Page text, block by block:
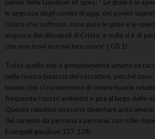
parole della Gaudium et spes: “ Le gioie e le
le angosce degli uomini di oggi, dei poveri
coloro che soffrono, sono pure le gioie e le
angosce dei discepoli di Cristo, e nulla vi è di
che non trovi eco nel loro cuore” ( GS 1).
Tutto quello che è genuinamente umano va
nella nostra bisaccia del cercatore, perché
buone che ci consentono di creare buone
frequenta i nostri ambienti e gira al largo delle
Queste relazioni possono diventare anticamera
del vangelo da persona a persona, con stile
Evangelii gaudium 127-128).